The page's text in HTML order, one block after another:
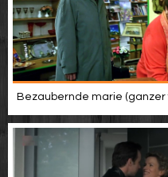
Bezaubernde marie (ganzer